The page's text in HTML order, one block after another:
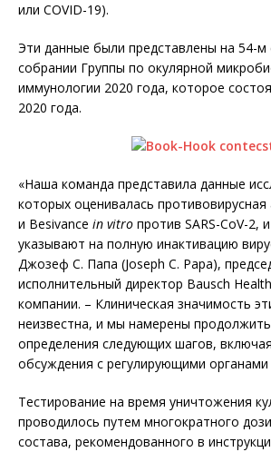
или COVID-19).
Эти данные были представлены на 54-
собрании Группы по окулярной
иммунологии 2020 года, которое
2020 года.
«Наша команда представила данные
которых оценивалась
и Besivance in vitro против SARS-CoV-2,
указывают на полную инактивацию
Джозеф С. Папа (Joseph C. Papa),
исполнительный директор Bausch
компании. – Клиническая значимость
неизвестна, и мы намерены продолжить
определения следующих шагов,
обсуждения с регулирующими органами
Тестирование на время уничтожения
проводилось путем многократного
состава, рекомендованного в